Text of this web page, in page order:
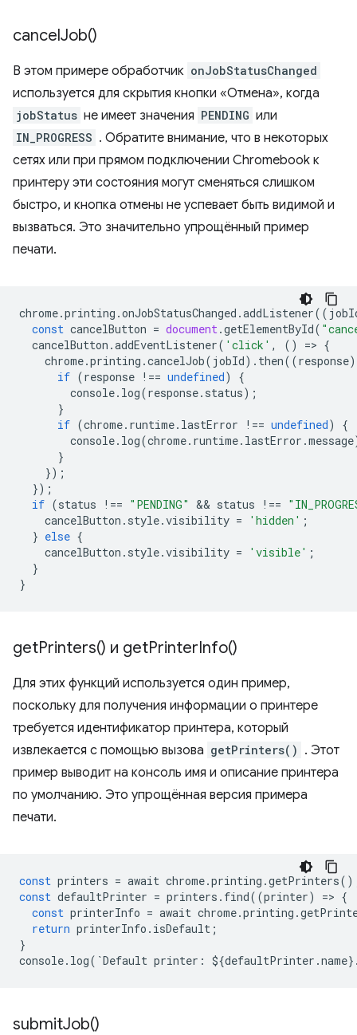
cancelJob()
В этом примере обработчик onJobStatusChanged
используется для скрытия кнопки «Отмена», когда
jobStatus не имеет значения PENDING или
IN_PROGRESS . Обратите внимание, что в некоторых
сетях или при прямом подключении Chromebook к
принтеру эти состояния могут сменяться слишком
быстро, и кнопка отмены не успевает быть видимой и
вызваться. Это значительно упрощённый пример
печати.
chrome.printing .onJobStatusChanged .addListener((
const cancelButton = document.getElementById(
cancelButton .addEventListener( 'click' , () => {
chrome.printing .cancelJob( jobId). then((response)
if (response !== undefined)
{
console. log(response. status);
}
if (chrome. runtime. lastError !== undefined)
{
console. log(chrome. runtime. lastError .message
}
});
});
if (status !== "PENDING" && status !==
cancelButton . style.visibility = 'hidden' ;
} else {
cancelButton . style.visibility = 'visible' ;
}
}
getPrinters() и getPrinterInfo()
Для этих функций используется один пример,
поскольку для получения информации о принтере
требуется идентификатор принтера, который
извлекается с помощью вызова getPrinters() . Этот
пример выводит на консоль имя и описание принтера
по умолчанию. Это упрощённая версия примера
печати.
const printers = await chrome.printing .getPrinters
const defaultPrinter = printers . find((printer) => {
const printerInfo = await chrome.printing .
return printerInfo . isDefault ;
}
console. log( `Default printer : ${defaultPrinter .name}
submitJob()